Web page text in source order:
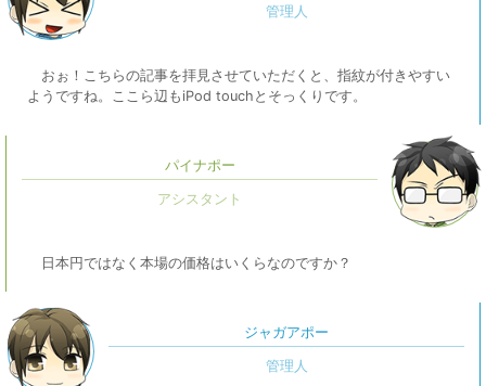
おぉ！こちらの記事を拝見させていただくと、指紋が付きやすい
ようですね。ここら辺もiPod touchとそっくりです。
パイナポー
日本円ではなく本場の価格はいくらなのですか？
ジャガアポー